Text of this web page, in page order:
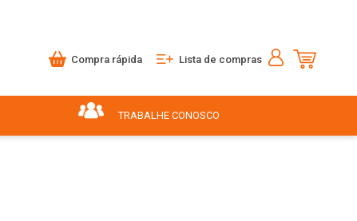
Compra rápida Lista de compras
TRABALHE CONOSCO